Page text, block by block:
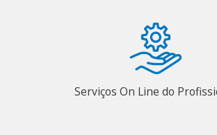
Serviços On Line do